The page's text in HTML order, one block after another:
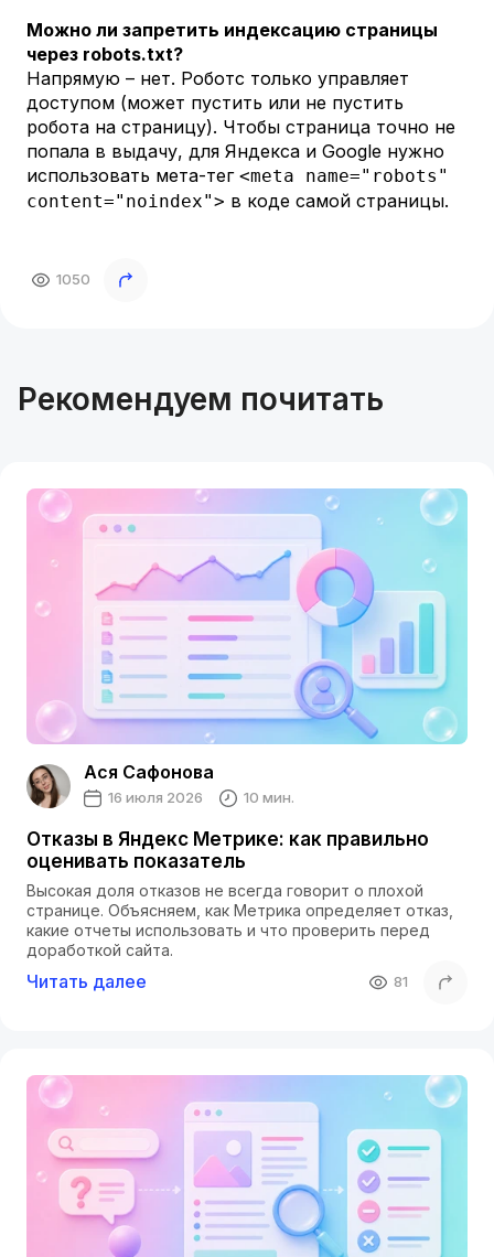
Можно ли запретить индексацию страницы
через robots.txt?
Напрямую – нет. Роботс только управляет
доступом (может пустить или не пустить
робота на страницу). Чтобы страница точно не
попала в выдачу, для Яндекса и Google нужно
использовать мета-тег <meta name="robots"
content="noindex"> в коде самой страницы.
1050
Рекомендуем почитать
Ася Сафонова
16 июля 2026 10 мин.
Отказы в Яндекс Метрике: как правильно
оценивать показатель
Высокая доля отказов не всегда говорит о плохой
странице. Объясняем, как Метрика определяет отказ,
какие отчеты использовать и что проверить перед
доработкой сайта.
Читать далее 81